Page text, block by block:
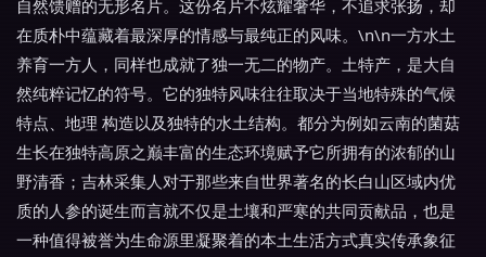
自然馈赠的无形名片。这份名片不炫耀奢华，不追求张扬，却
在质朴中蕴藏着最深厚的情感与最纯正的风味。\n\n一方水土
养育一方人，同样也成就了独一无二的物产。土特产，是大自
然纯粹记忆的符号。它的独特风味往往取决于当地特殊的气候
特点、地理 构造以及独特的水土结构。都分为例如云南的菌菇
生长在独特高原之巅丰富的生态环境赋予它所拥有的浓郁的山
野清香；吉林采集人对于那些来自世界著名的长白山区域内优
质的人参的诞生而言就不仅是土壤和严寒的共同贡献品，也是
一种值得被誉为生命源里凝聚着的本土生活方式真实传承象征